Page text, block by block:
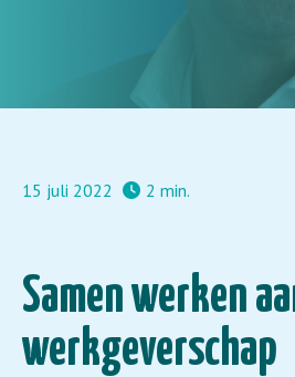
15 juli 2022 2 min.
Samen werken
werkgeverschap